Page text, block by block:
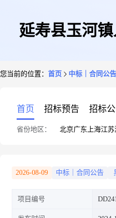
延寿县玉河
您当前的位置： 首页 中标｜合同公告
首页 招标预告 招标
省份地区： 北京广东 上海江苏
2026-08-09 中标｜合同公告
项目编号